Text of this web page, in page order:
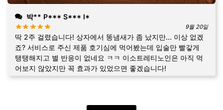
박** P*** S*** I*
9월 20일
딱 2주 걸렸습니다! 상자에서 똥냄새가 좀 났지만... 이상 없겠
죠? 서비스로 주신 제품 호기심에 먹어봤는데 입술만 빨갛게
탱탱해지고 별 반응이 없네요 ㅋㅋ 이소트레티노인은 아직 먹
어보지 않았지만 꼭 효과가 있었으면 좋겠습니다!